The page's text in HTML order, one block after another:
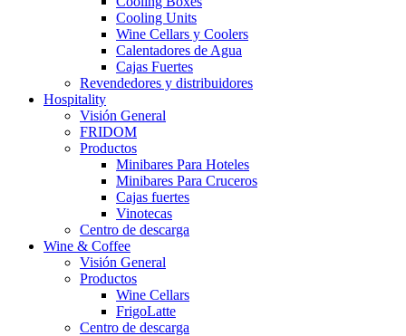
Cooling Units
Wine Cellars y Coolers
Calentadores de Agua
Cajas Fuertes
Revendedores y distribuidores
Hospitality
Visión General
FRIDOM
Productos
Minibares Para Hoteles
Minibares Para Cruceros
Cajas fuertes
Vinotecas
Centro de descarga
Wine & Coffee
Visión General
Productos
Wine Cellars
FrigoLatte
Centro de descarga